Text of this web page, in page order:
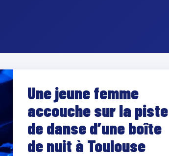
Une jeune femme
accouche sur la piste
de danse d’une boîte
de nuit à Toulouse